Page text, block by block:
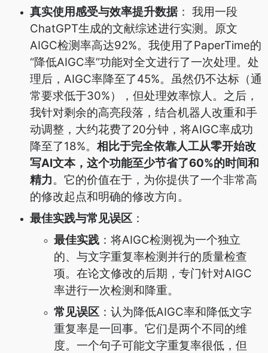
真实使用感受与效率提升数据 ： 我用一段
ChatGPT生成的文献综述进行实测。原文
AIGC检测率高达92%。我使用了PaperTime的
“降低AIGC率”功能对全文进行了一次处理。处
理后，AIGC率降至了45%。虽然仍不达标（通
常要求低于30%），但处理效率惊人。之后，
我针对剩余的高亮段落，结合机器人改重和手
动调整，大约花费了20分钟，将AIGC率成功
降至了18%。 相比于完全依靠人工从零开始改
写AI文本，这个功能至少节省了60%的时间和
精力。它的价值在于，为你提供了一个非常高
的修改起点和明确的修改方向。
最佳实践与常见误区 ：
最佳实践 ：将AIGC检测视为一个独立
的、与文字重复率检测并行的质量检查
项。在论文修改的后期，专门针对AIGC
率进行一次检测和降重。
常见误区 ：认为降低AIGC率和降低文字
重复率是一回事。它们是两个不同的维
度。一个句子可能文字重复率很低，但